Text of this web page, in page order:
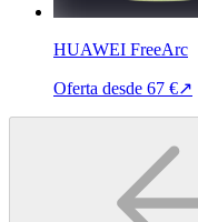
HUAWEI FreeArc
Oferta desde 67 €↗